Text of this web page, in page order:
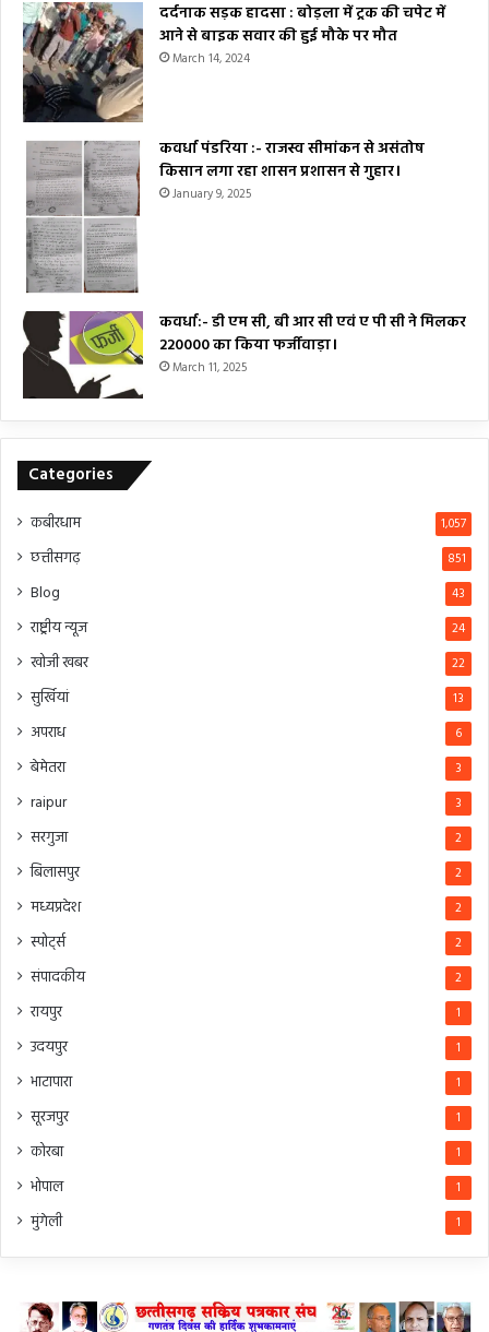
दर्दनाक सड़क हादसा : बोड़ला में ट्रक की चपेट में
आने से बाइक सवार की हुई मौके पर मौत
March 14, 2024
कवर्धा पंडरिया :- राजस्व सीमांकन से असंतोष
किसान लगा रहा शासन प्रशासन से गुहार।
January 9, 2025
कवर्धा:- डी एम सी, बी आर सी एवं ए पी सी ने मिलकर
₹220000 का किया फर्जीवाड़ा।
March 11, 2025
Categories
कबीरधाम 1,057
छत्तीसगढ़ 851
Blog 43
राष्ट्रीय न्यूज 24
खोजी खबर 22
सुर्खियां 13
अपराध 6
बेमेतरा 3
raipur 3
सरगुजा 2
बिलासपुर 2
मध्यप्रदेश 2
स्पोर्ट्स 2
संपादकीय 2
रायपुर 1
उदयपुर 1
भाटापारा 1
सूरजपुर 1
कोरबा 1
भोपाल 1
मुंगेली 1